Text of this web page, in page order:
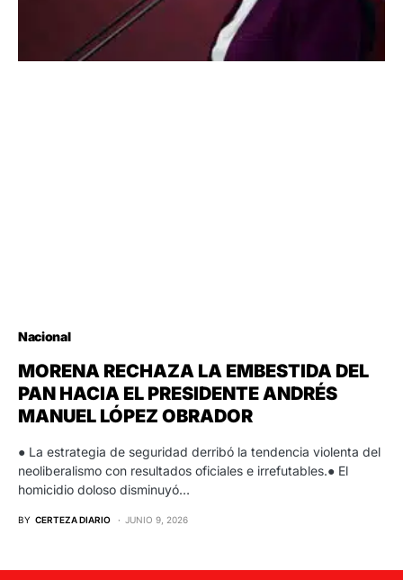
Nacional
MORENA RECHAZA LA EMBESTIDA DEL
PAN HACIA EL PRESIDENTE ANDRÉS
MANUEL LÓPEZ OBRADOR
● La estrategia de seguridad derribó la tendencia violenta del
neoliberalismo con resultados oficiales e irrefutables.● El
homicidio doloso disminuyó…
BY CERTEZA DIARIO JUNIO 9, 2026